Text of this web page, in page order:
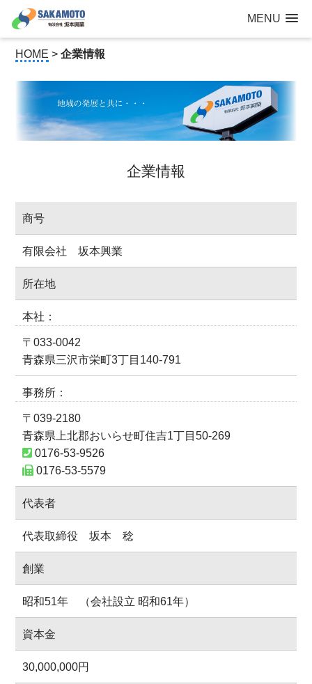
MENU
建設工事なら青森県三沢市の建設会社【有限会社 坂本興業 】
公共建築から住宅建築・土木工事・防犯カメラまで
HOME >企業情報
企業情報
商号
有限会社 坂本興業
所在地
本社
〒033-0042
青森県三沢市栄町3丁目140-791
事務所
〒039-2180
青森県上北郡おいらせ町住吉1丁目50-269
0176-53-9526
0176-53-5579
代表者
代表取締役 坂本 稔
創業
昭和51年 （会社設立 昭和61年）
資本金
30,000,000円